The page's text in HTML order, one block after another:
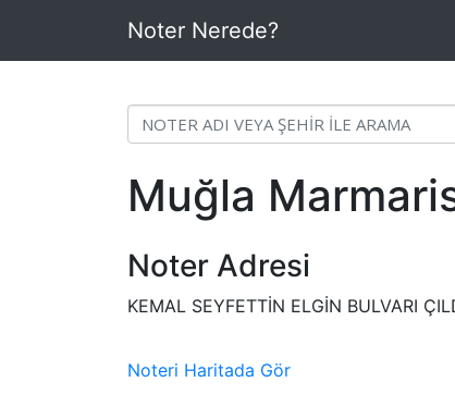
Noter Nerede?
Muğla
Noter Adresi
KEMAL SEYFETTİN ELGİN BULVARI
Noteri Haritada Gör